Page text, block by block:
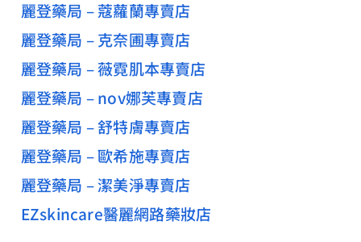
麗登藥局 – 蔻蘿蘭專賣店
麗登藥局 – 克奈圃專賣店
麗登藥局 – 薇霓肌本專賣店
麗登藥局 – nov娜芙專賣店
麗登藥局 – 舒特膚專賣店
麗登藥局 – 歐希施專賣店
麗登藥局 – 潔美淨專賣店
EZskincare醫麗網路藥妝店